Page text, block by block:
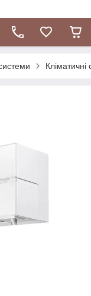
Кліматичні